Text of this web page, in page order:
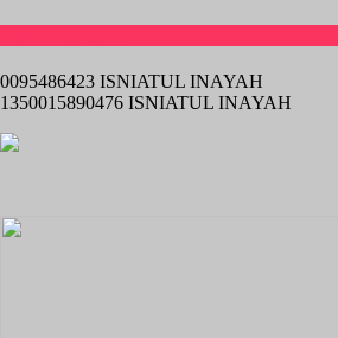
0095486423 ISNIATUL INAYAH
1350015890476 ISNIATUL INAYAH